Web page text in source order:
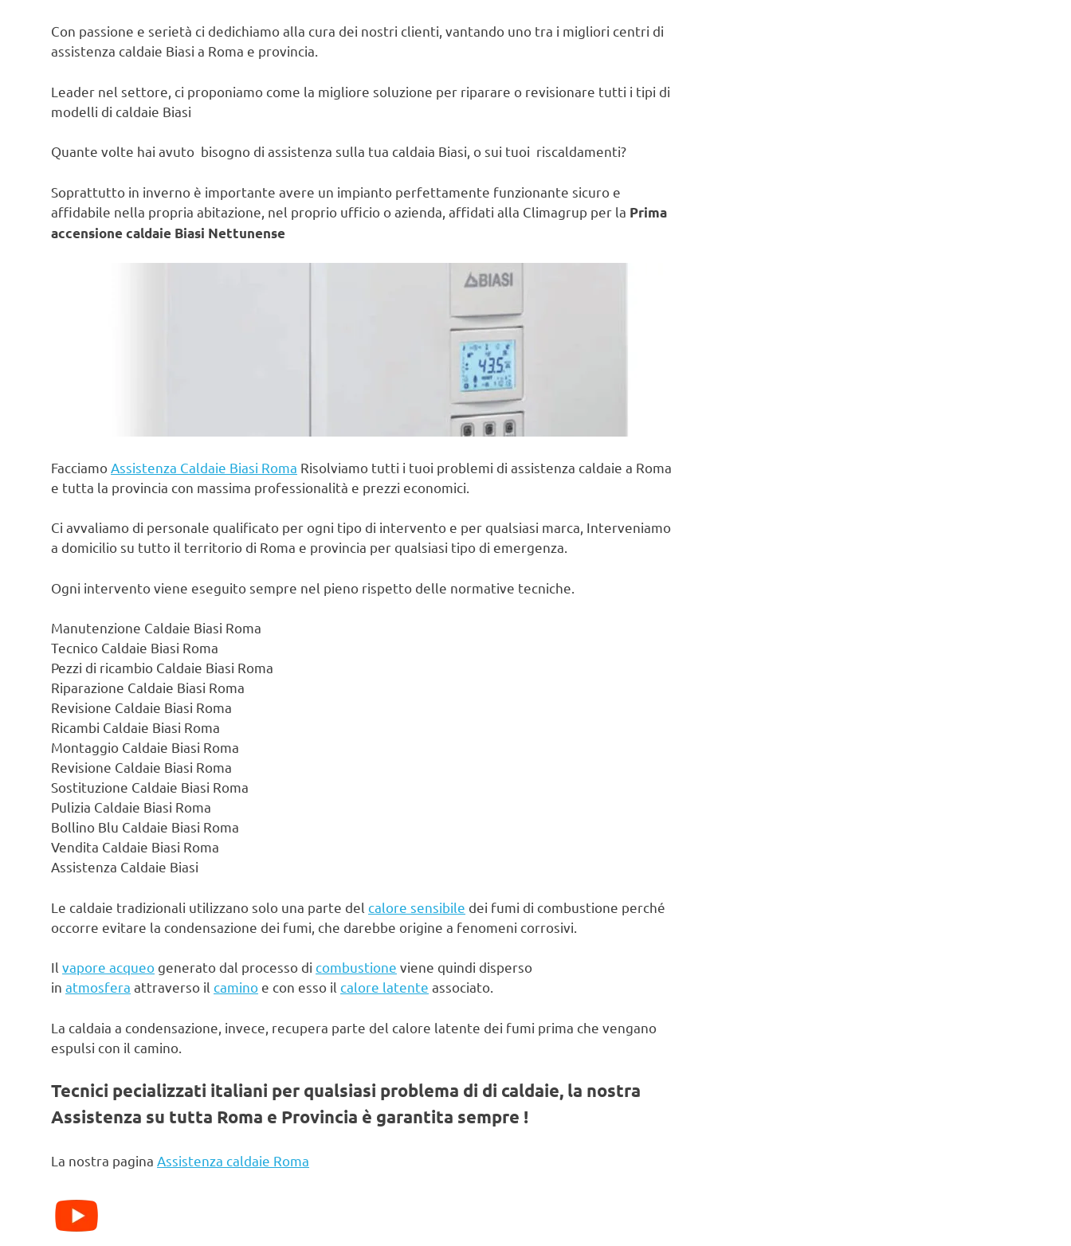
Con passione e serietà ci dedichiamo alla cura dei nostri clienti, vantando uno tra i migliori centri di
assistenza caldaie Biasi a Roma e provincia.
Leader nel settore, ci proponiamo come la migliore soluzione per riparare o revisionare tutti i tipi di
modelli di caldaie Biasi
Quante volte hai avuto bisogno di assistenza sulla tua caldaia Biasi, o sui tuoi riscaldamenti?
Soprattutto in inverno è importante avere un impianto perfettamente funzionante sicuro e
affidabile nella propria abitazione, nel proprio ufficio o azienda, affidati alla Climagrup per la Prima
accensione caldaie Biasi Nettunense
Facciamo Assistenza Caldaie Biasi Roma Risolviamo tutti i tuoi problemi di assistenza caldaie a Roma
e tutta la provincia con massima professionalità e prezzi economici.
Ci avvaliamo di personale qualificato per ogni tipo di intervento e per qualsiasi marca, Interveniamo
a domicilio su tutto il territorio di Roma e provincia per qualsiasi tipo di emergenza.
Ogni intervento viene eseguito sempre nel pieno rispetto delle normative tecniche.
Manutenzione Caldaie Biasi Roma
Tecnico Caldaie Biasi Roma
Pezzi di ricambio Caldaie Biasi Roma
Riparazione Caldaie Biasi Roma
Revisione Caldaie Biasi Roma
Ricambi Caldaie Biasi Roma
Montaggio Caldaie Biasi Roma
Revisione Caldaie Biasi Roma
Sostituzione Caldaie Biasi Roma
Pulizia Caldaie Biasi Roma
Bollino Blu Caldaie Biasi Roma
Vendita Caldaie Biasi Roma
Assistenza Caldaie Biasi
Le caldaie tradizionali utilizzano solo una parte del calore sensibile dei fumi di combustione perché
occorre evitare la condensazione dei fumi, che darebbe origine a fenomeni corrosivi.
Il vapore acqueo generato dal processo di combustione viene quindi disperso
in atmosfera attraverso il camino e con esso il calore latente associato.
La caldaia a condensazione, invece, recupera parte del calore latente dei fumi prima che vengano
espulsi con il camino.
Tecnici pecializzati italiani per qualsiasi problema di di caldaie, la nostra
Assistenza su tutta Roma e Provincia è garantita sempre !
La nostra pagina Assistenza caldaie Roma